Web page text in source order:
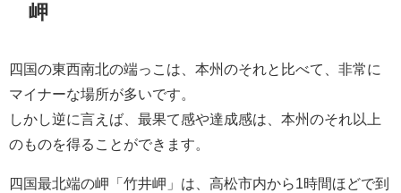
岬
四国の東西南北の端っこは、本州のそれと比べて、非常に
マイナーな場所が多いです。
しかし逆に言えば、最果て感や達成感は、本州のそれ以上
のものを得ることができます。
四国最北端の岬「竹井岬」は、高松市内から1時間ほどで到